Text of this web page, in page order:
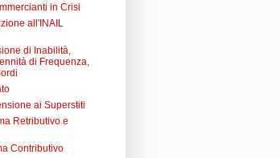
in Crisi
all'INAIL
di Inabilità,
di Frequenza,
ai Superstiti
Retributivo e
Contributivo